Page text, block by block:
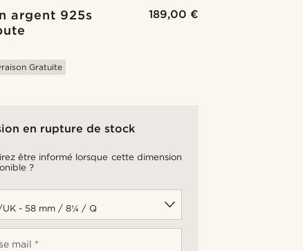
argent 925s
189,00 €
Gratuite
en rupture de stock
être informé lorsque cette dimension
?
mail *